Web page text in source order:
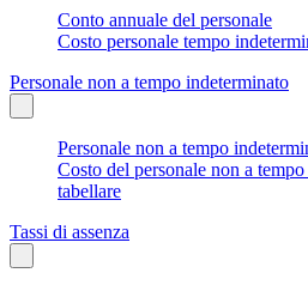
Conto annuale del personale
Costo personale tempo
Personale non a tempo indeterminato
Personale non a tempo
Costo del personale non a
tabellare
Tassi di assenza